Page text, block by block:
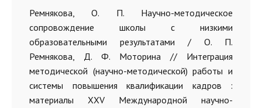
Ремнякова, О. П. Научно-методическое
сопровождение школы с низкими
образовательными результатами / О. П.
Ремнякова, Д. Ф. Моторина // Интеграция
методической (научно-методической) работы и
системы повышения квалификации кадров :
материалы XXV Международной научно-